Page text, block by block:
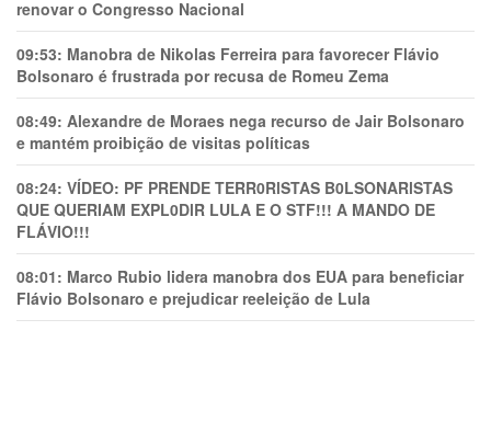
renovar o Congresso Nacional
09:53: Manobra de Nikolas Ferreira para favorecer Flávio
Bolsonaro é frustrada por recusa de Romeu Zema
08:49: Alexandre de Moraes nega recurso de Jair Bolsonaro
e mantém proibição de visitas políticas
08:24: VÍDEO: PF PRENDE TERR0RlSTAS B0LSONARlSTAS
QUE QUERIAM EXPL0DlR LULA E O STF!!! A MANDO DE
FLÁVIO!!!
08:01: Marco Rubio lidera manobra dos EUA para beneficiar
Flávio Bolsonaro e prejudicar reeleição de Lula